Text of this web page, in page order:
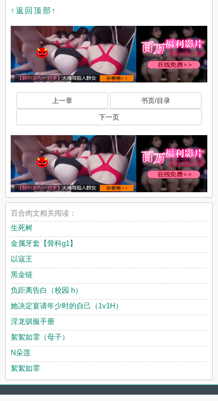
↑返回顶部↑
上一章 书页/目录
下一页
百合肉文相关阅读：
生死树
金属牙套【骨科g1】
以寇王
黑金链
负距离告白（校园 h）
她决定宴请年少时的自己（1v1H）
淫龙驯服手册
絮絮如霏（母子）
N朵莲
絮絮如霏